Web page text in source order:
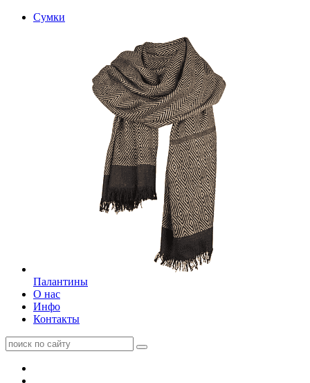
Сумки
Палантины
О нас
Инфо
Контакты